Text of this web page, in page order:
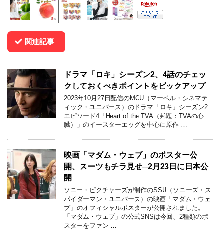
関連記事
ドラマ「ロキ」シーズン2、4話のチェッ
クしておくべきポイントをピックアップ
2023年10月27日配信のMCU（マーベル・シネマテ
ィック・ユニバース）のドラマ「ロキ」シーズン2
エピソード4「Heart of the TVA（邦題：TVAの心
臓）」のイースターエッグを中心に原作 …
映画「マダム・ウェブ」のポスター公
開、スーツもチラ見せ─2月23日に日本公
開
ソニー・ピクチャーズが制作のSSU（ソニーズ・ス
パイダーマン・ユニバース）の映画「マダム・ウェ
ブ」のオフィシャルポスターが公開されました。
「マダム・ウェブ」の公式SNSは今回、2種類のポ
スターをファン …